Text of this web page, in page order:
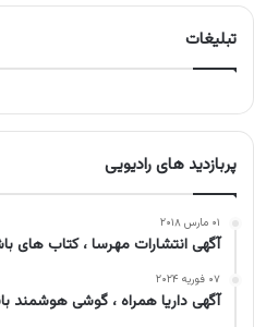
تبلیغات
پربازدید های رادیویی
۰۱ مارس ۲۰۱۸
آگهی انتشارات مهرسا ، کتاب های
۰۷ فوریه ۲۰۲۴
آگهی داریا همراه ، گوشی هوشمند